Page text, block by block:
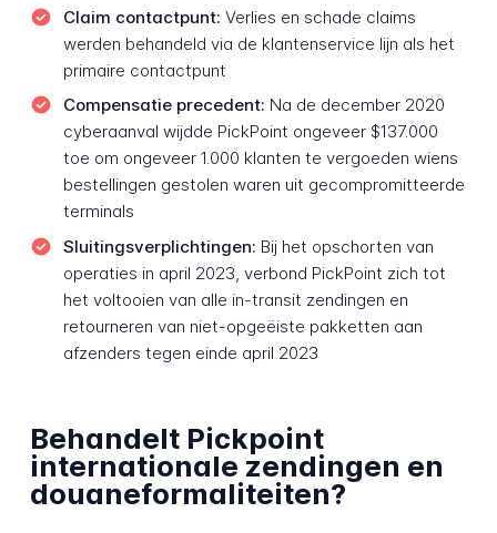
Claim contactpunt: Verlies en schade claims
werden behandeld via de klantenservice lijn als het
primaire contactpunt
Compensatie precedent: Na de december 2020
cyberaanval wijdde PickPoint ongeveer $137.000
toe om ongeveer 1.000 klanten te vergoeden wiens
bestellingen gestolen waren uit gecompromitteerde
terminals
Sluitingsverplichtingen: Bij het opschorten van
operaties in april 2023, verbond PickPoint zich tot
het voltooien van alle in-transit zendingen en
retourneren van niet-opgeëiste pakketten aan
afzenders tegen einde april 2023
Behandelt Pickpoint
internationale zendingen en
douaneformaliteiten?